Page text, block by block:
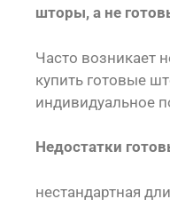
шторы, а не
Часто возникает
купить готовые
индивидуальное
Недостатки
нестандартная